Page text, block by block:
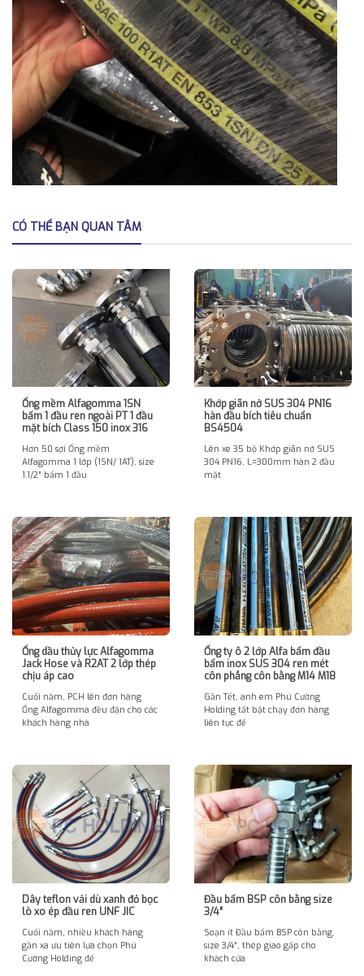
CÓ THỂ BẠN QUAN TÂM
Ống mềm Alfagomma 1SN
bấm 1 đầu ren ngoài PT 1 đầu
mặt bích Class 150 inox 316
Hơn 50 sợi Ống mềm
Alfagomma 1 lớp (1SN/ 1AT), size
1.1/2″ bấm 1 đầu
Khớp giãn nở SUS 304 PN16
hàn đầu bích tiêu chuẩn
BS4504
Lên xe 35 bộ Khớp giãn nở SUS
304 PN16, L=300mm hàn 2 đầu
mặt
Ống dầu thủy lực Alfagomma
Jack Hose và R2AT 2 lớp thép
chịu áp cao
Cuối năm, PCH lên đơn hàng
Ống Alfagomma đều đặn cho các
khách hàng nhà
Ống ty ô 2 lớp Alfa bấm đầu
bấm inox SUS 304 ren mét
côn phẳng côn bằng M14 M18
Gần Tết, anh em Phú Cường
Holding tất bật chạy đơn hàng
liên tục để
Dây teflon vải dù xanh đỏ bọc
lò xo ép đầu ren UNF JIC
Cuối năm, nhiều khách hàng
gần xa ưu tiên lựa chọn Phú
Cường Holding để
Đầu bấm BSP côn bằng size
3/4″
Soạn ít Đầu bấm BSP côn bằng,
size 3/4″, thép giao gấp cho
khách cửa